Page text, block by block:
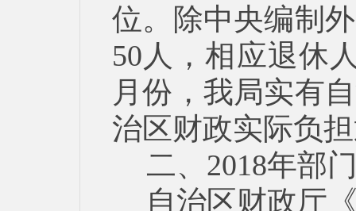
位。除中央编制
50人，相应退休
月份，我局实有
治区财政实际负
二、2018年部
自治区财政厅